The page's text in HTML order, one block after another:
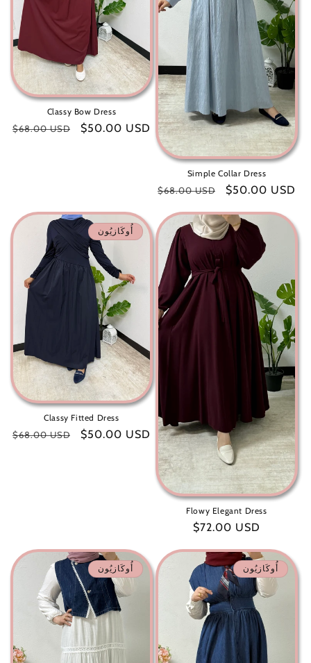
Classy Bow Dress
سعر
$68.00 USD
سعر
$50.00 USD
Simple Collar Dress
سعر
$68.00 USD
سعر
$50.00 USD
أُوكَازيُون
Classy Fitted Dress
سعر
$68.00 USD
سعر
$50.00 USD
Flowy Elegant Dress
سعر
$72.00 USD
أُوكَازيُون أُوكَازيُون